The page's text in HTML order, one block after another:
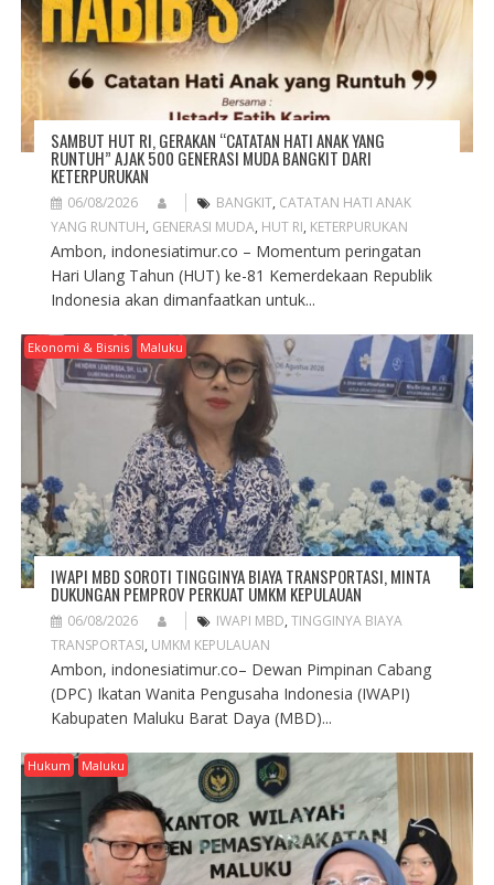
O
N
SAMBUT HUT RI, GERAKAN “CATATAN HATI ANAK YANG
RUNTUH” AJAK 500 GENERASI MUDA BANGKIT DARI
KETERPURUKAN
06/08/2026 BANGKIT, CATATAN HATI ANAK
YANG RUNTUH, GENERASI MUDA, HUT RI, KETERPURUKAN
Ambon, indonesiatimur.co – Momentum peringatan
Hari Ulang Tahun (HUT) ke-81 Kemerdekaan Republik
Indonesia akan dimanfaatkan untuk...
Ekonomi & Bisnis Maluku
IWAPI MBD SOROTI TINGGINYA BIAYA TRANSPORTASI, MINTA
DUKUNGAN PEMPROV PERKUAT UMKM KEPULAUAN
06/08/2026 IWAPI MBD, TINGGINYA BIAYA
TRANSPORTASI, UMKM KEPULAUAN
Ambon, indonesiatimur.co– Dewan Pimpinan Cabang
(DPC) Ikatan Wanita Pengusaha Indonesia (IWAPI)
Kabupaten Maluku Barat Daya (MBD)...
Hukum Maluku